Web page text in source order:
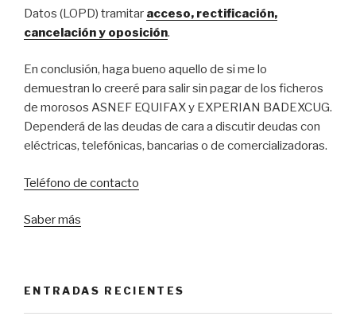
Datos (LOPD) tramitar acceso, rectificación,
cancelación y oposición.
En conclusión, haga bueno aquello de si me lo
demuestran lo creeré para salir sin pagar de los ficheros
de morosos ASNEF EQUIFAX y EXPERIAN BADEXCUG.
Dependerá de las deudas de cara a discutir deudas con
eléctricas, telefónicas, bancarias o de comercializadoras.
Teléfono de contacto
Saber más
ENTRADAS RECIENTES